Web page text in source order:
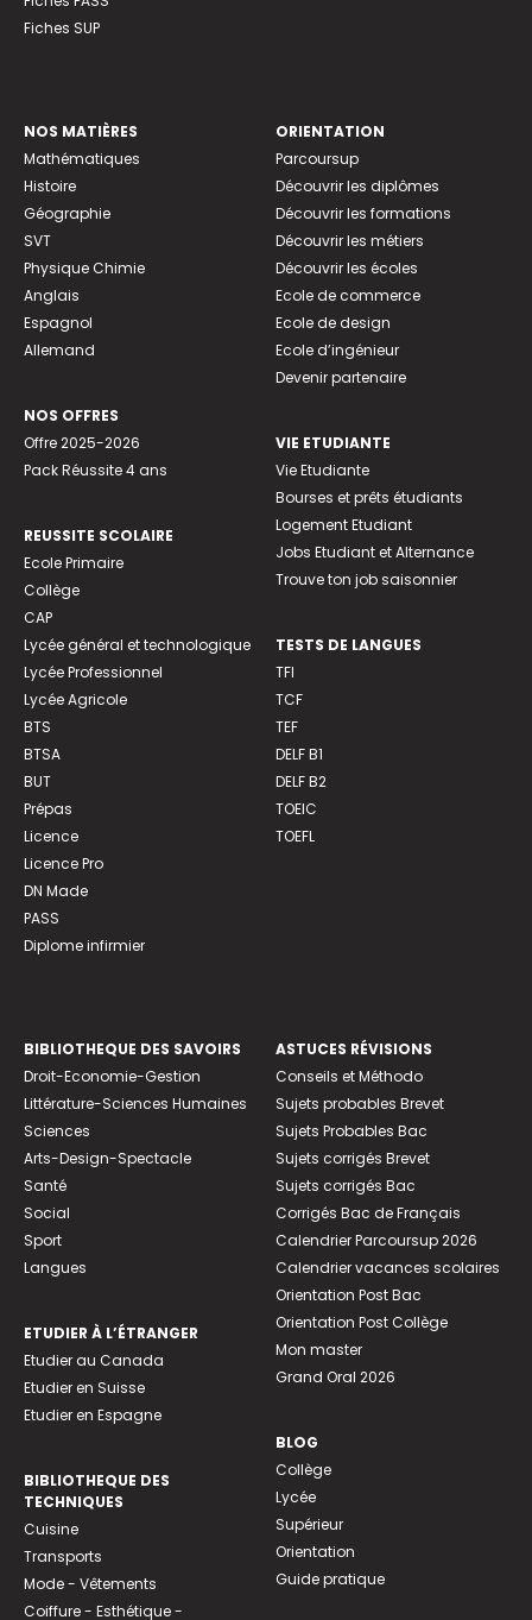
Fiches SUP
NOS MATIÈRES
Mathématiques
Histoire
Géographie
SVT
Physique Chimie
Anglais
Espagnol
Allemand
NOS OFFRES
Offre 2025-2026
Pack Réussite 4 ans
REUSSITE SCOLAIRE
Ecole Primaire
Collège
CAP
Lycée général et technologique
Lycée Professionnel
Lycée Agricole
BTS
BTSA
BUT
Prépas
Licence
Licence Pro
DN Made
PASS
Diplome infirmier
ORIENTATION
Parcoursup
Découvrir les diplômes
Découvrir les formations
Découvrir les métiers
Découvrir les écoles
Ecole de commerce
Ecole de design
Ecole d’ingénieur
Devenir partenaire
VIE ETUDIANTE
Vie Etudiante
Bourses et prêts étudiants
Logement Etudiant
Jobs Etudiant et Alternance
Trouve ton job saisonnier
TESTS DE LANGUES
TFI
TCF
TEF
DELF B1
DELF B2
TOEIC
TOEFL
BIBLIOTHEQUE DES SAVOIRS
Droit-Economie-Gestion
Littérature-Sciences Humaines
Sciences
Arts-Design-Spectacle
Santé
Social
Sport
Langues
ETUDIER À L’ÉTRANGER
Etudier au Canada
Etudier en Suisse
Etudier en Espagne
BIBLIOTHEQUE DES
TECHNIQUES
Cuisine
Transports
Mode - Vêtements
Coiffure - Esthétique -
ASTUCES RÉVISIONS
Conseils et Méthodo
Sujets probables Brevet
Sujets Probables Bac
Sujets corrigés Brevet
Sujets corrigés Bac
Corrigés Bac de Français
Calendrier Parcoursup 2026
Calendrier vacances scolaires
Orientation Post Bac
Orientation Post Collège
Mon master
Grand Oral 2026
BLOG
Collège
Lycée
Supérieur
Orientation
Guide pratique